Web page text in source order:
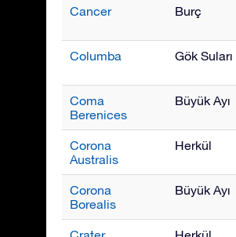
Cancer Burç
Columba Gök Suları
Coma
Berenices
Büyük Ayı
Corona
Australis
Herkül
Corona
Borealis
Büyük Ayı